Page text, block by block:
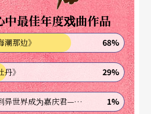
看到云门舞集《薪传》首演的报
黑噜噜但眼睛炯炯有神看向远方的
报上有「祖先」、「唐山渡台
惊」这些形容的字眼，然后与它擦
中最佳年度戏曲作品
潮那边》 68%
丹》 29%
《转生到异世界成为嘉庆君—发现我的祖先是诈骗集团!?》 1%